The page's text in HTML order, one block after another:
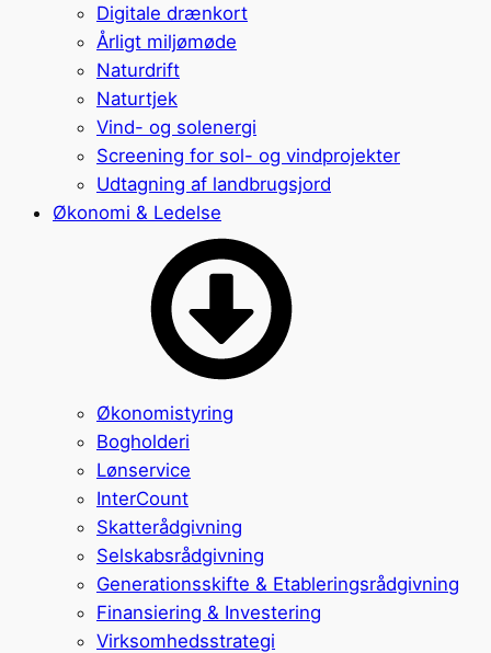
Digitale drænkort
Årligt miljømøde
Naturdrift
Naturtjek
Vind- og solenergi
Screening for sol- og vindprojekter
Udtagning af landbrugsjord
Økonomi & Ledelse
Økonomistyring
Bogholderi
Lønservice
InterCount
Skatterådgivning
Selskabsrådgivning
Generationsskifte & Etableringsrådgivning
Finansiering & Investering
Virksomhedsstrategi